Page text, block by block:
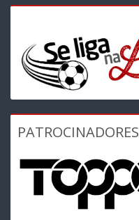
PATROCINADORES